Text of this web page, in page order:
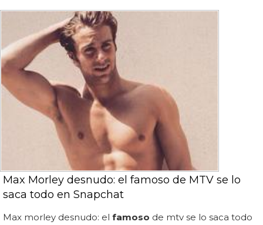
Max Morley desnudo: el famoso de MTV se lo
saca todo en Snapchat
Max morley desnudo: el famoso de mtv se lo saca todo